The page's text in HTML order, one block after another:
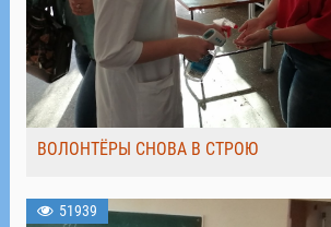
ВОЛОНТЁРЫ СНОВА В СТРОЮ
51939